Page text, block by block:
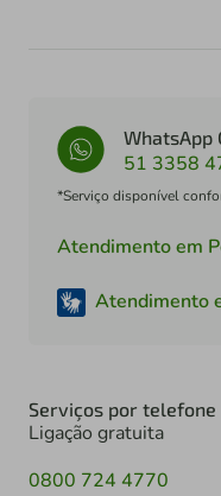
WhatsApp
51 3358
*Serviço disponível
Atendimento em
Atendimento
Serviços por telefone
Ligação gratuita
0800 724 4770